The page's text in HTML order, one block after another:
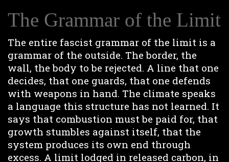
The Grammar of the Limit
The entire fascist grammar of the limit is a
grammar of the outside. The border, the
wall, the body to be rejected. A line that one
decides, that one guards, that one defends
with weapons in hand. The climate speaks
a language this structure has not learned. It
says that combustion must be paid for, that
growth stumbles against itself, that the
system produces its own end through
excess. A limit lodged in released carbon, in